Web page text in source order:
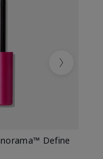
Define
Next